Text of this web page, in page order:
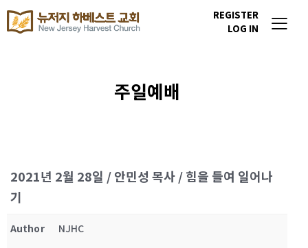
REGISTER
LOG IN
주일예배
2021년 2월 28일 / 안민성 목사 / 힘을 들여 일어나
기
Author
NJHC